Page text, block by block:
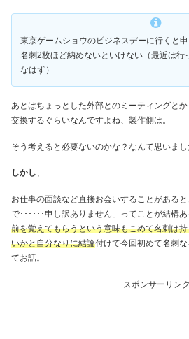
東京ゲームショウのビジネスデーに行くと
名刺2枚ほど納めないといけない（最近は行
なはず）
あとはちょっとした外部とのミーティングと
交換するぐらいなんですよね、製作側は。
そう考えると必要ないのかな？なんて思いまし
しかし、
お仕事の面談など直接お会いすることがある
で･･････申し訳ありません」ってことが結構
前を覚えてもらうという意味もこめて名刺は
いかと自分なりに結論付けて今回初めて名刺
てお話。
スポンサーリンク